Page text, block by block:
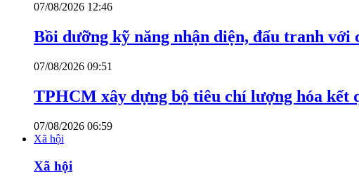
07/08/2026 12:46
Bồi dưỡng kỹ năng nhận diện, đấu tranh
07/08/2026 09:51
TPHCM xây dựng bộ tiêu chí lượng hóa kết
07/08/2026 06:59
Xã hội
Xã hội